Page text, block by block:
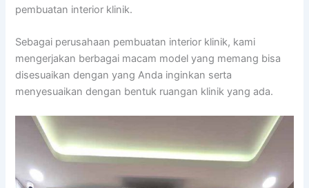
pembuatan interior klinik.
Sebagai perusahaan pembuatan interior klinik, kami
mengerjakan berbagai macam model yang memang bisa
disesuaikan dengan yang Anda inginkan serta
menyesuaikan dengan bentuk ruangan klinik yang ada.